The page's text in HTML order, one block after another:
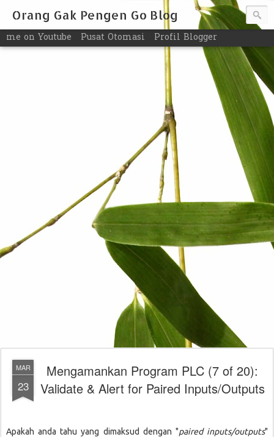
Orang Gak Pengen Go Blog
me on Youtube Pusat Otomasi Profil Blogger
MAR
23
Mengamankan Program PLC (7 of 20):
Validate & Alert for Paired Inputs/Outputs
Apakah anda tahu yang dimaksud dengan "paired inputs/outputs"